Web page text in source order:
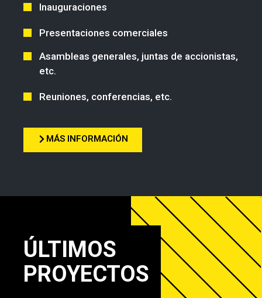
Inauguraciones
Presentaciones comerciales
Asambleas generales, juntas de accionistas,
etc.
Reuniones, conferencias, etc.
MÁS INFORMACIÓN
ÚLTIMOS
PROYECTOS